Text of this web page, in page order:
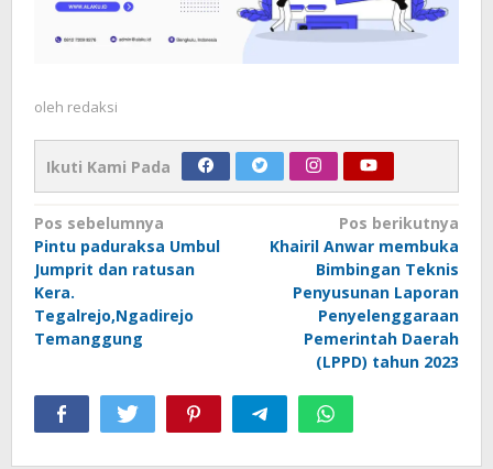
oleh redaksi
Ikuti Kami Pada
Navigasi
pos
Pos sebelumnya
Pintu paduraksa Umbul
Jumprit dan ratusan
Kera.
Tegalrejo,Ngadirejo
Temanggung
Pos berikutnya
Khairil Anwar membuka
Bimbingan Teknis
Penyusunan Laporan
Penyelenggaraan
Pemerintah Daerah
(LPPD) tahun 2023